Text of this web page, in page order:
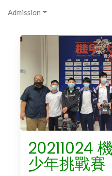
Admission
20211024
少年挑戰賽